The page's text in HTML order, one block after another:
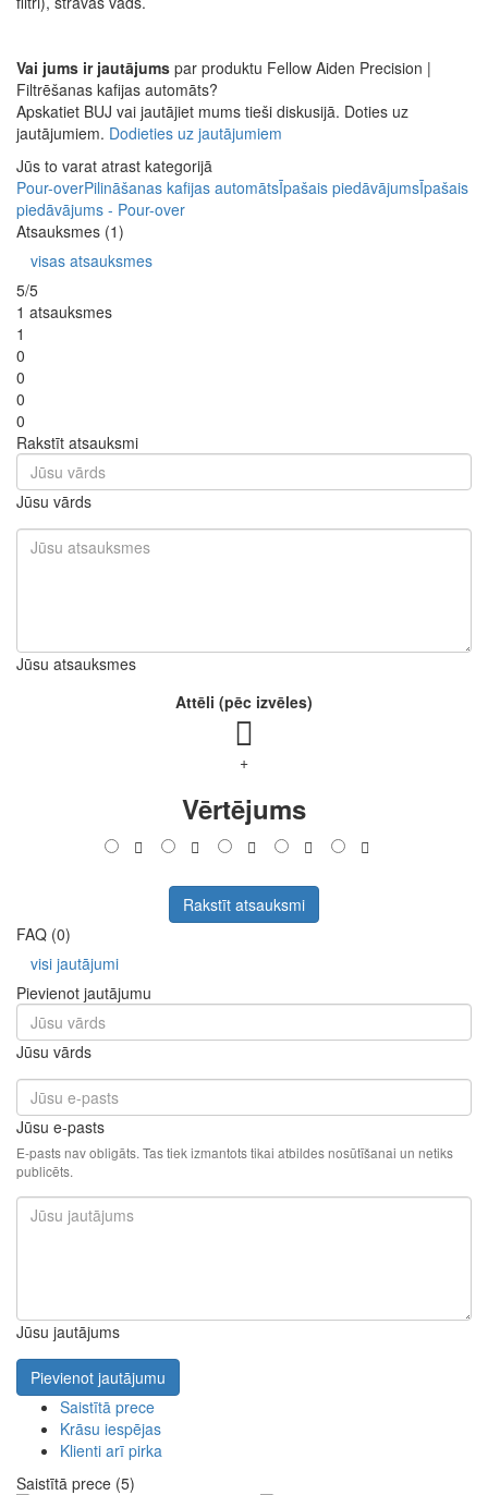
Vai jums ir jautājums par produktu Fellow Aiden Precision |
Filtrēšanas kafijas automāts?
Apskatiet BUJ vai jautājiet mums tieši diskusijā. Doties uz
jautājumiem. Dodieties uz jautājumiem
Jūs to varat atrast kategorijā
Pour-overPilināšanas kafijas automātsĪpašais piedāvājumsĪpašais
piedāvājums - Pour-over
Atsauksmes (1)
visas atsauksmes
5/5
1 atsauksmes
1
0
0
0
0
Rakstīt atsauksmi
Jūsu vārds
Jūsu atsauksmes
Attēli (pēc izvēles)
+
Vērtējums
Rakstīt atsauksmi
FAQ (0)
visi jautājumi
Pievienot jautājumu
Jūsu vārds
Jūsu e-pasts
E-pasts nav obligāts. Tas tiek izmantots tikai atbildes nosūtīšanai un netiks
publicēts.
Jūsu jautājums
Pievienot jautājumu
Saistītā prece
Krāsu iespējas
Klienti arī pirka
Saistītā prece (5)